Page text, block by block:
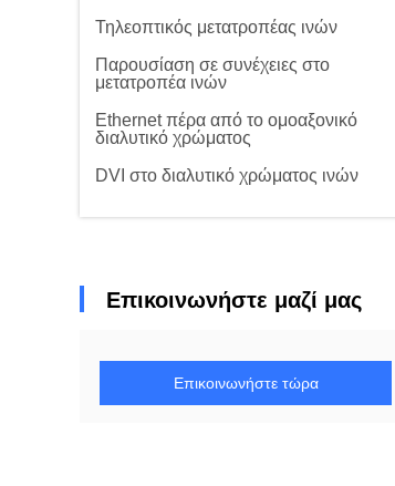
Τηλεοπτικός μετατροπέας ινών
Παρουσίαση σε συνέχειες στο
μετατροπέα ινών
Ethernet πέρα από το ομοαξονικό
διαλυτικό χρώματος
DVI στο διαλυτικό χρώματος ινών
Επικοινωνήστε μαζί μας
Επικοινωνήστε τώρα